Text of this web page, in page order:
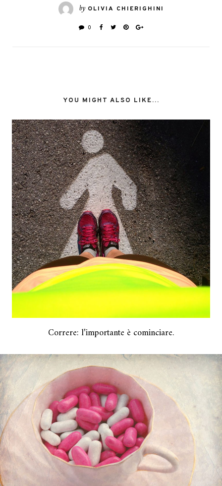
by OLIVIA CHIERIGHINI
0
YOU MIGHT ALSO LIKE...
Correre: l’importante è cominciare.